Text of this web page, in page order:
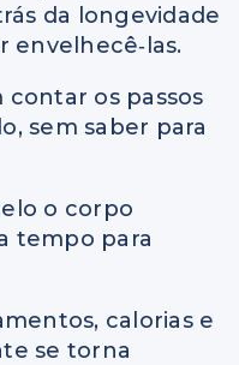
da longevidade
envelhecê‑las.
os passos
sem saber para
o corpo
tempo para
calorias e
se torna